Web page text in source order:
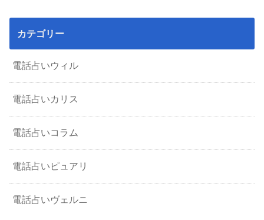
カテゴリー
電話占いウィル
電話占いカリス
電話占いコラム
電話占いピュアリ
電話占いヴェルニ